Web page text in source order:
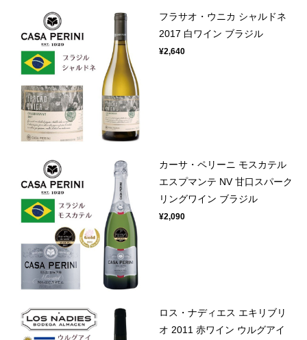
フラサオ・ウニカ シャルドネ
2017 白ワイン ブラジル
¥2,640
カーサ・ペリーニ モスカテル
エスプマンテ NV 甘口スパーク
リングワイン ブラジル
¥2,090
ロス・ナディエス エキリブリ
オ 2011 赤ワイン ウルグアイ